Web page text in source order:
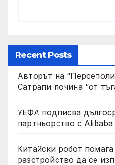
Recent Posts
Авторът на
Сатрапи почина “от
УЕФА подписва
партньорство с Alibaba
Китайски робот
разстройство да се